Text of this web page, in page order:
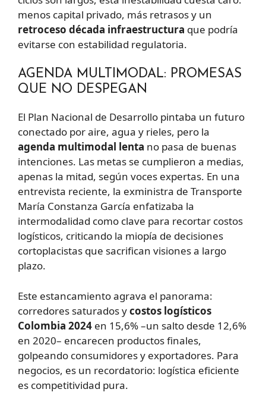
menos capital privado, más retrasos y un
retroceso década infraestructura que podría
evitarse con estabilidad regulatoria.
AGENDA MULTIMODAL: PROMESAS
QUE NO DESPEGAN
El Plan Nacional de Desarrollo pintaba un futuro
conectado por aire, agua y rieles, pero la
agenda multimodal lenta no pasa de buenas
intenciones. Las metas se cumplieron a medias,
apenas la mitad, según voces expertas. En una
entrevista reciente, la exministra de Transporte
María Constanza García enfatizaba la
intermodalidad como clave para recortar costos
logísticos, criticando la miopía de decisiones
cortoplacistas que sacrifican visiones a largo
plazo.
Este estancamiento agrava el panorama:
corredores saturados ycostos logísticos
Colombia 2024 en 15,6% –un salto desde 12,6%
en 2020– encarecen productos finales,
golpeando consumidores y exportadores. Para
negocios, es un recordatorio: logística eficiente
es competitividad pura.